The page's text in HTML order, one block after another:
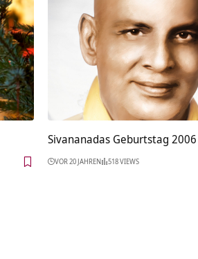
Sivananadas Geburtstag 2006
VOR 20 JAHREN 518 VIEWS